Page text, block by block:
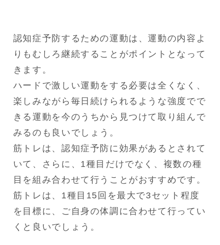
認知症予防するための運動は、運動の内容よ
りもむしろ継続することがポイントとなって
きます。
ハードで激しい運動をする必要は全くなく、
楽しみながら毎日続けられるような強度でで
きる運動を今のうちから見つけて取り組んで
みるのも良いでしょう。
筋トレは、認知症予防に効果があるとされて
いて、さらに、1種目だけでなく、複数の種
目を組み合わせて行うことがおすすめです。
筋トレは、1種目15回を最大で3セット程度
を目標に、ご自身の体調に合わせて行ってい
くと良いでしょう。